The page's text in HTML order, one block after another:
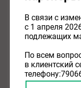
Посмотреть
Похожие товары
В связи с
с 1 апреля
подлежащих
По всем
в клиентский